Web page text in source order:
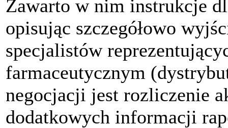
Zawarto w nim instrukcje
opisując szczegółowo
specjalistów
farmaceutycznym
negocjacji jest rozliczenie
dodatkowych informacji